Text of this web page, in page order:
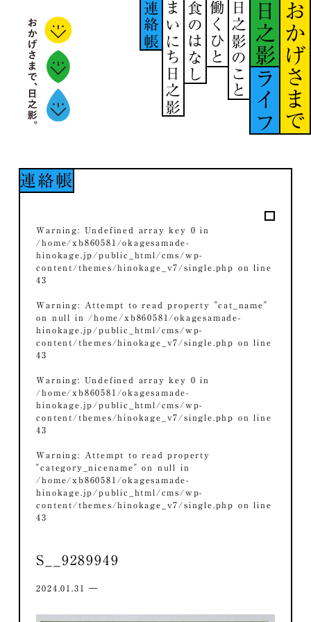
おかげさまで
日之影
ライフ
日之影のこと
働くひと
食のはなし
まいにち日之影
連絡帳
連絡帳
Warning: Undefined array key 0 in
/home/xb860581/okagesamade-
hinokage.jp/public_html/cms/wp-
content/themes/hinokage_v7/single.php
on line
43
Warning: Attempt to read property "cat_name"
on null in /home/xb860581/okagesamade-
hinokage.jp/public_html/cms/wp-
content/themes/hinokage_v7/single.php
on line
43
Warning: Undefined array key 0 in
/home/xb860581/okagesamade-
hinokage.jp/public_html/cms/wp-
content/themes/hinokage_v7/single.php
on line
43
Warning: Attempt to read property
"category_nicename" on null in
/home/xb860581/okagesamade-
hinokage.jp/public_html/cms/wp-
content/themes/hinokage_v7/single.php
on line
43
S__9289949
2024.01.31 ―